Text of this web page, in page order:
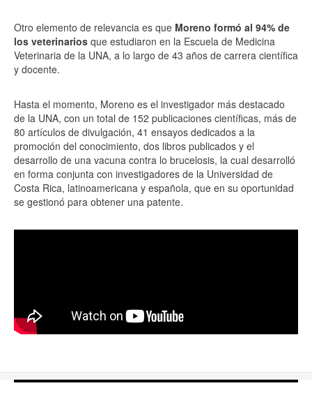
Otro elemento de relevancia es que Moreno formó al 94% de
los veterinarios que estudiaron en la Escuela de Medicina
Veterinaria de la UNA, a lo largo de 43 años de carrera científica
y docente.
Hasta el momento, Moreno es el investigador más destacado
de la UNA, con un total de 152 publicaciones científicas, más de
80 artículos de divulgación, 41 ensayos dedicados a la
promoción del conocimiento, dos libros publicados y el
desarrollo de una vacuna contra lo brucelosis, la cual desarrolló
en forma conjunta con investigadores de la Universidad de
Costa Rica, latinoamericana y española, que en su oportunidad
se gestionó para obtener una patente.